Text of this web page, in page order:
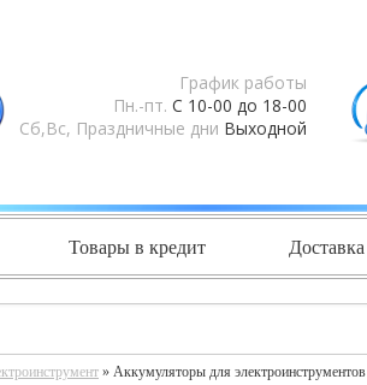
График работы
Пн.-пт. С 10-00 до 18-00
Сб,Вс, Праздничные дни Выходной
Товары в кредит Доставка
» Аккумуляторы для электроинструментов